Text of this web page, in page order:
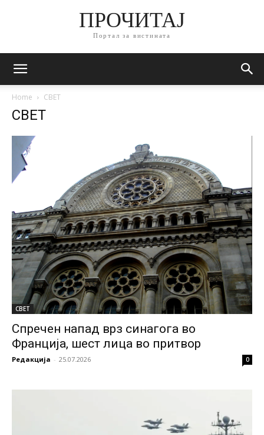
ПРОЧИТАЈ
Портал за вистината
Home СВЕТ
СВЕТ
СВЕТ
Спречен напад врз синагога во
Франција, шест лица во притвор
Редакција - 25.07.2026 0